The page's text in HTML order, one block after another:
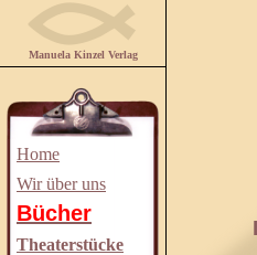
Manuela Kinzel Verlag
Home
Wir über uns
Bücher
Theaterstücke